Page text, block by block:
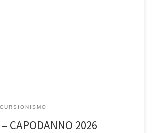
CAPODANNO 2026